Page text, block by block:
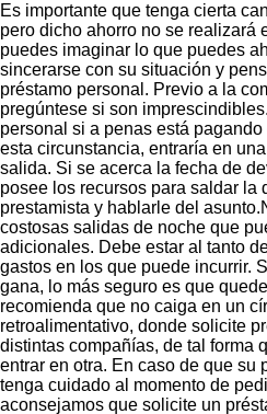
Es importante que tenga cierta
pero dicho ahorro no se realizará
puedes imaginar lo que puedes
sincerarse con su situación y
préstamo personal. Previo a la
pregúntese si son
personal si a penas está
esta circunstancia, entraría en
salida. Si se acerca la fecha de
posee los recursos para saldar la
prestamista y hablarle del
costosas salidas de noche que
adicionales. Debe estar al tanto
gastos en los que puede incurrir.
gana, lo más seguro es que
recomienda que no caiga en un
retroalimentativo, donde solicite
distintas compañías, de tal forma
entrar en otra. En caso de que su
tenga cuidado al momento de
aconsejamos que solicite un